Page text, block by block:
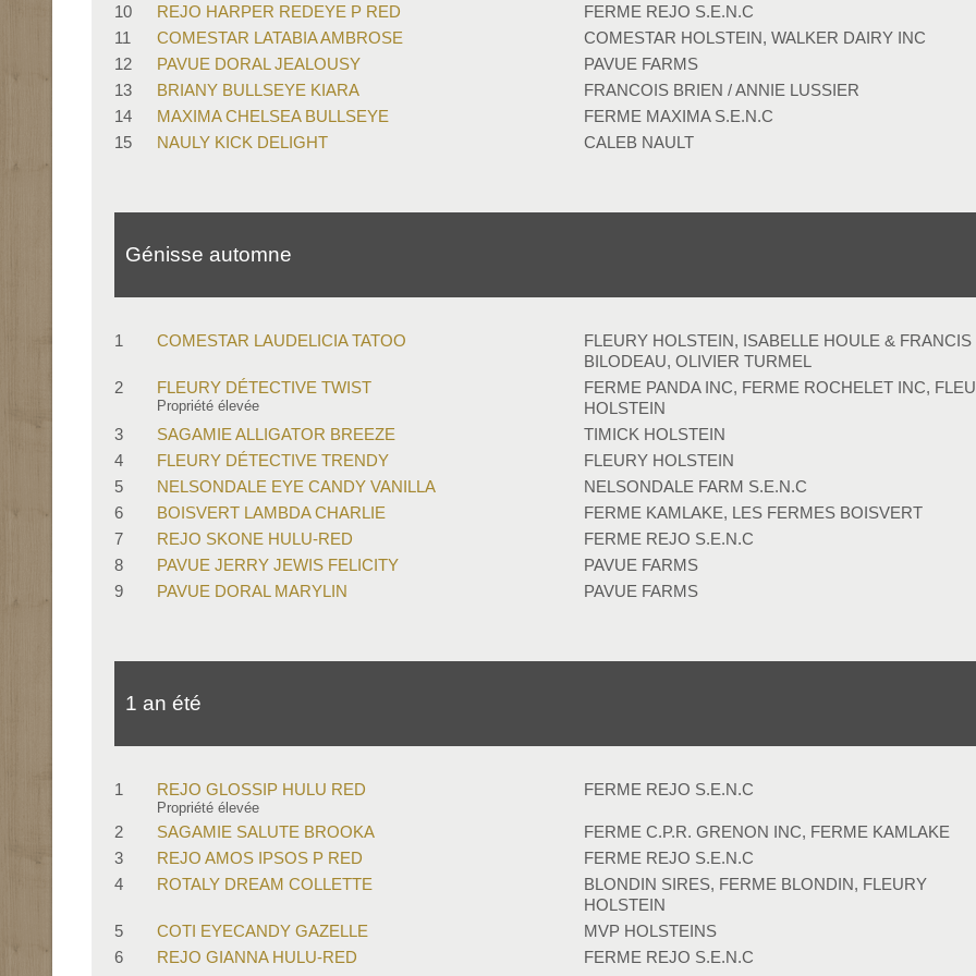
10 REJO HARPER REDEYE P RED
FERME REJO S.E.N.C
11
COMESTAR LATABIA AMBROSE
COMESTAR HOLSTEIN, WALKER DAIRY INC
12
PAVUE DORAL JEALOUSY
PAVUE FARMS
13
BRIANY BULLSEYE KIARA
FRANCOIS BRIEN / ANNIE LUSSIER
14
MAXIMA CHELSEA BULLSEYE
FERME MAXIMA S.E.N.C
15
NAULY KICK DELIGHT CALEB NAULT
Génisse automne
1 COMESTAR LAUDELICIA TATOO
FLEURY HOLSTEIN, ISABELLE HOULE & FRANCIS
BILODEAU, OLIVIER TURMEL
2
FLEURY DÉTECTIVE TWIST
Propriété élevée
FERME PANDA INC, FERME ROCHELET INC,
HOLSTEIN
3
SAGAMIE ALLIGATOR BREEZE
TIMICK HOLSTEIN
4
FLEURY DÉTECTIVE TRENDY
FLEURY HOLSTEIN
5
NELSONDALE EYE CANDY VANILLA
NELSONDALE FARM S.E.N.C
6
BOISVERT LAMBDA CHARLIE
FERME KAMLAKE, LES FERMES BOISVERT
7
REJO SKONE HULU-RED
FERME REJO S.E.N.C
8
PAVUE JERRY JEWIS FELICITY
PAVUE FARMS
9
PAVUE DORAL MARYLIN PAVUE FARMS
1 an été
1 REJO GLOSSIP HULU RED
Propriété élevée
FERME REJO S.E.N.C
2 SAGAMIE SALUTE BROOKA
FERME C.P.R. GRENON INC, FERME KAMLAKE
3
REJO AMOS IPSOS P RED
FERME REJO S.E.N.C
4
ROTALY DREAM COLLETTE
BLONDIN SIRES, FERME BLONDIN, FLEURY
HOLSTEIN
5
COTI EYECANDY GAZELLE
MVP HOLSTEINS
6
REJO GIANNA HULU-RED
FERME REJO S.E.N.C